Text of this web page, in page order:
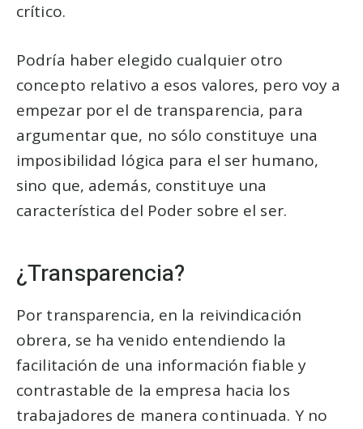
crítico.
Podría haber elegido cualquier otro
concepto relativo a esos valores, pero voy a
empezar por el de transparencia, para
argumentar que, no sólo constituye una
imposibilidad lógica para el ser humano,
sino que, además, constituye una
característica del Poder sobre el ser.
¿Transparencia?
Por transparencia, en la reivindicación
obrera, se ha venido entendiendo la
facilitación de una información fiable y
contrastable de la empresa hacia los
trabajadores de manera continuada. Y no